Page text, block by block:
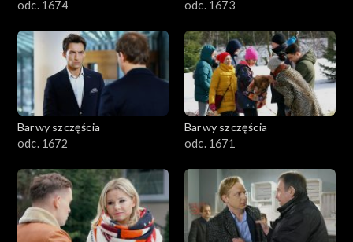
odc. 1674 odc. 1673
Barwy szczęścia
odc. 1672
Barwy szczęścia
odc. 1671